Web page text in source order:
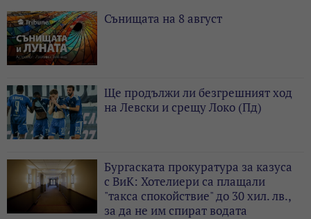
Сънищата на 8 август
Ще продължи ли безгрешният ход
на Левски и срещу Локо (Пд)
Бургаската прокуратура за казуса
с ВиК: Хотелиери са плащали
"такса спокойствие" до 30 хил. лв.,
за да не им спират водата